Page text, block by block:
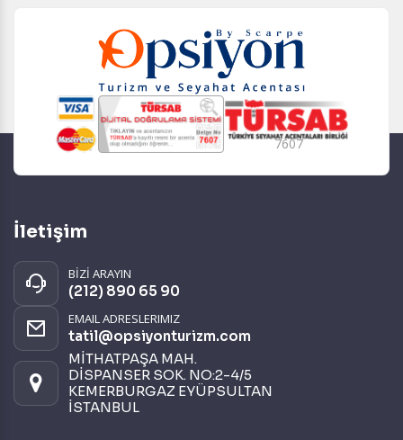
7607
İletişim
BİZİ ARAYIN
(212) 890 65 90
EMAIL ADRESLERIMIZ
tatil@opsiyonturizm.com
MİTHATPAŞA MAH.
DİSPANSER SOK. NO:2-4/5
KEMERBURGAZ EYÜPSULTAN
İSTANBUL